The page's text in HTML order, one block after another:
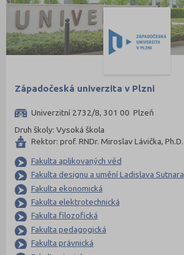
Chrudim (88)
Jablonec nad Nisou (67)
Jeseník (42)
Jihlava (94)
Jindřichův Hradec (76)
Karlovy Vary (93)
Karviná (145)
Kladno (129)
Klatovy (69)
Kolín (77)
Kroměříž (96)
Kutná Hora (66)
Západočeská univerzita v Plzni
Univerzitní 2732/8, 301 00 Plzeň
Druh školy: Vysoká škola
Rektor: prof. RNDr. Miroslav Lávička, Ph.D.
Fakulta aplikovaných věd
Fakulta designu a umění Ladislava Sutnara
Fakulta ekonomická
Fakulta elektrotechnická
Fakulta filozofická
Fakulta pedagogická
Fakulta právnická